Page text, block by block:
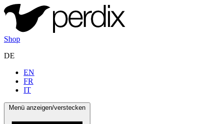
Shop
DE
EN
FR
IT
Menü anzeigen/verstecken